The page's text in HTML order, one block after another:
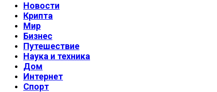
Новости
Крипта
Мир
Бизнес
Путешествие
Наука и техника
Дом
Интернет
Спорт